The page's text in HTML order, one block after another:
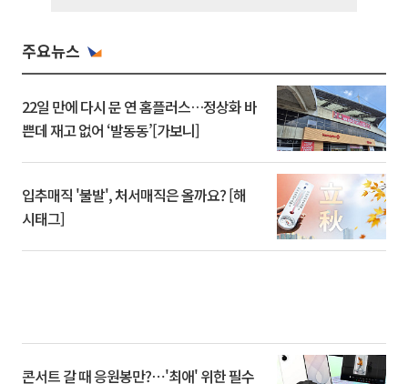
주요뉴스
22일 만에 다시 문 연 홈플러스…정상화 바
쁜데 재고 없어 ‘발동동’[가보니]
입추매직 '불발', 처서매직은 올까요? [해
시태그]
콘서트 갈 때 응원봉만?⋯'최애' 위한 필수